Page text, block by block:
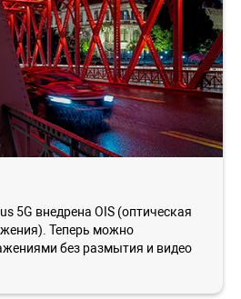
5G внедрена OIS (оптическая
Теперь можно
без размытия и видео